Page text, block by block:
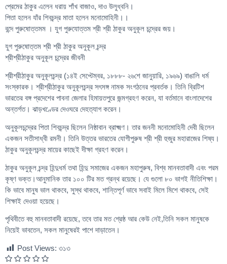
প্রেমের ঠাকুর এলেন ধরায় শাঁখ বাজাও, দাও উলুধ্বনি।
পিতা হলেন যাঁর শিবচন্দ্র মাতা হলেন মনোমোহিনী।।
বন্দে পুরুষোত্তমম । যুগ পুরুযোত্তম শ্রী শ্রী ঠাকুর অনুকূল চন্দ্রের জয়।
যুগ পুরুষোত্তম শ্রী শ্রী ঠাকুর অনুকূল চন্দ্র
শ্রীশ্রীঠাকুর অনুকূল চন্দ্রের জীবনী
শ্রীশ্রীঠাকুর অনুকূলচন্দ্র (১৪ই সেপ্টেম্বর, ১৮৮৮- ২৬শে জানুয়ারি, ১৯৬৯) বাঙালি ধর্ম
সংস্কারক। শ্রীশ্রীঠাকুর অনুকূলচন্দ্র সৎসঙ্গ নামক সংগঠনের প্রবর্তক। তিনি ব্রিটিশ
ভারতের বঙ্গ প্রদেশের পাবনা জেলার হিমায়তপুরে জন্মগ্রহণ করেন, যা বর্তমানে বাংলাদেশের
অন্তর্গত। ঝাড়খণ্ডের দেওঘরে দেহত্যাগ করেন।
অনুকূলচন্দ্রের পিতা শিবচন্দ্র ছিলেন নিষ্ঠাবান ব্রাক্ষ্মণ। তার জননী মনোমোহিনী দেবী ছিলেন
একজন সতীসাধ্বী রমনী। তিনি উত্তর ভারতের যোগীপুরুষ শ্রী শ্রী হুজুর মহারাজের শিষ্য।
ঠাকুর অনুকূলচন্দ্র মায়ের কাছেই দীক্ষা গ্রহণ করেন।
ঠাকুর অনুকূল চন্দ্র হিন্দুধর্ম তথা হিন্দু সমাজের একজন মহাপুরুষ, বিশ্ব মানবতাবাদী এবং পরম
কৃষ্ণ ভক্ত।আনুমানিক তার ১০০ টির মত গ্রন্থ রয়েছে। যে গুলো ৮০ ভাগই নীতিশিক্ষা।
কি ভাবে মানুষ ভাল থাকবে, সুস্থ থাকবে, শান্তিপূর্ণ ভাবে সবাই মিলে মিশে থাকবে, সেই
শিক্ষাই দেওয়া হয়েছে।
পৃথিবীতে বহু মানবতাবাদী রয়েছে, তবে তার মত শ্রেষ্ঠ আর কেউ নেই,তিনি সকল মানুষকে
নিয়েই ভাবতেন, সকল মানুষেরই পাশে দাড়াতেন।
Post Views: ৩১৩